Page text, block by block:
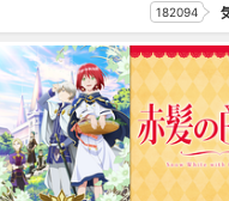
182094